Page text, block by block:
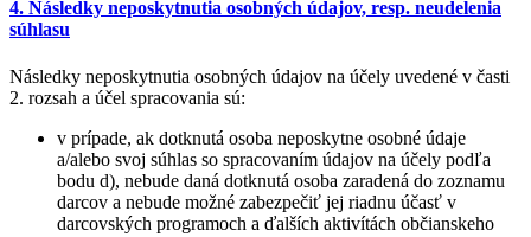
4. Následky neposkytnutia osobných údajov, resp. neudelenia
súhlasu
Následky neposkytnutia osobných údajov na účely uvedené v časti
2. rozsah a účel spracovania sú:
v prípade, ak dotknutá osoba neposkytne osobné údaje
a/alebo svoj súhlas so spracovaním údajov na účely podľa
bodu d), nebude daná dotknutá osoba zaradená do zoznamu
darcov a nebude možné zabezpečiť jej riadnu účasť v
darcovských programoch a ďalších aktivítách občianskeho